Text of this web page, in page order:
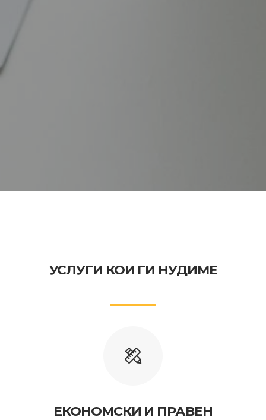
УСЛУГИ КОИ ГИ НУДИМЕ
ЕКОНОМСКИ И ПРАВЕН